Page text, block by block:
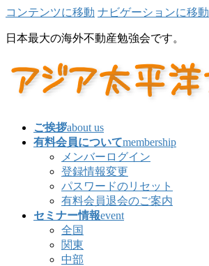
コンテンツに移動 ナビゲーションに移動
日本最大の海外不動産勉強会です。
ご挨拶about us
有料会員についてmembership
メンバーログイン
登録情報変更
パスワードのリセット
有料会員退会のご案内
セミナー情報event
全国
関東
中部